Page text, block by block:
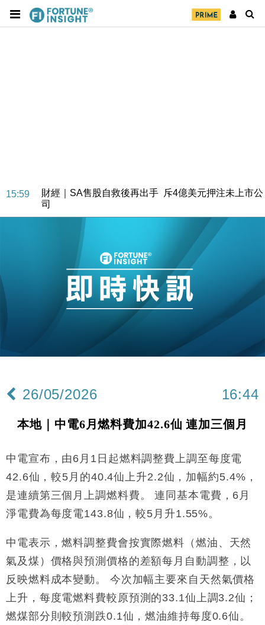
15:59
財經｜SA售股自救後再出手 斥4億美元押注未上市公
司
財經｜精星香港夥菜鳥拓全球智慧倉儲市場 加快海外
地產｜大酒店中期轉賺2300萬元 斥21億翻新香港及
國際｜特朗普赴洛杉磯高球場活動前 男子攜槍彈被捕
12:30
財經｜香港7月PMI回落至51 企業擴張放慢兼縮減人
財經｜黑石傳再籌逾360億美元 支援Anthropic租用
18:15
本地｜新世界K11 9月升級會員制度 增鉑金卡級別鎖
17:40
財經｜本港6月零售額連升14個月 珠寶鐘錶銷售升勢
16:33
財經｜滙控重啟最多10億美元回購 派息比率目標維持
50%
15:59
財經｜SA售股自救後再出手 斥4億美元押注未上市公
司
11:30
財經｜精星香港夥菜鳥拓全球智慧倉儲市場 加快海外
14:50
地產｜大酒店中期轉賺2300萬元 斥21億翻新香港及
東京半島
13:12
國際｜特朗普赴洛杉磯高球場活動前 男子攜槍彈被捕
12:30
手
26/05/2026 16:44
本地｜中電6月燃料費加42.6仙 連加三個月
中電宣布，由6月1日起燃料調整費上調至每度電
42.6仙，較5月的40.4仙上升2.2仙，加幅約5.4%，
是連續第三個月上調燃料費。 連同基本電費，6月
淨電費為每度電143.8仙，較5月升1.55%。
中電表示，燃料調整費會按實際燃料（燃油、天然
氣及煤）價格與預測價格的差額每月自動調整，以
反映燃料成本變動。 今次加幅主要來自天然氣價格
上升，每度電燃料費較原預測的33.1仙上調3.2仙；
燃煤部分則較預測跌0.1仙，燃油維持每度0.6仙。